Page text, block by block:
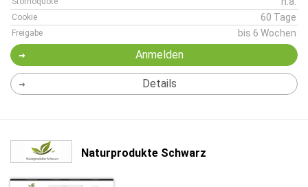
Cookie 60 Tage
Freigabe bis 6 Wochen
Anmelden
Details
Naturprodukte Schwarz